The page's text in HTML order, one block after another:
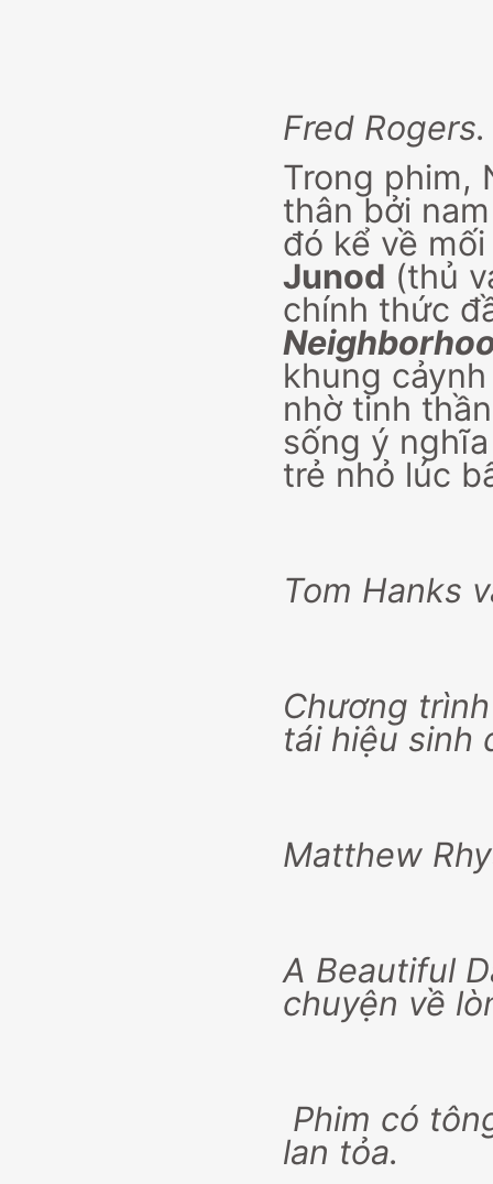
Fred Rogers.
Trong phim,
thân bởi
đó kể về
Junod (thủ
chính thức
khung
nhờ tinh
sống ý
trẻ nhỏ lúc
Tom Hanks
Chương
tái hiệu sinh
Matthew
A Beautiful
chuyện về
Phim có
lan tỏa.